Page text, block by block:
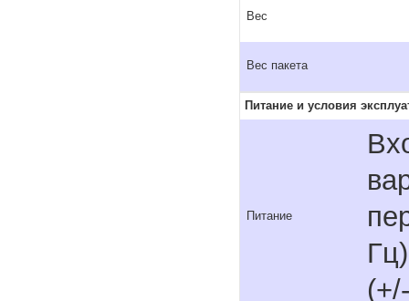
Вес
Вес пакета
Питание и условия
Питание